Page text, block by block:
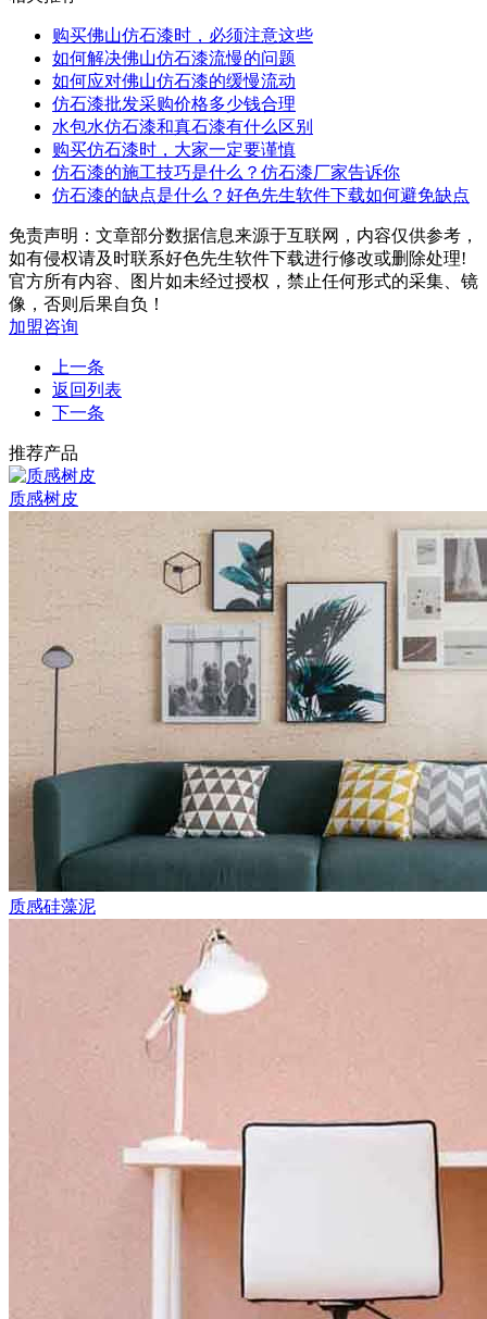
购买佛山仿石漆时，必须注意这些
如何解决佛山仿石漆流慢的问题
如何应对佛山仿石漆的缓慢流动
仿石漆批发采购价格多少钱合理
水包水仿石漆和真石漆有什么区别
购买仿石漆时，大家一定要谨慎
仿石漆的施工技巧是什么？仿石漆厂家告诉你
仿石漆的缺点是什么？好色先生软件下载如何避免缺点
免责声明：文章部分数据信息来源于互联网，内容仅供参考，
如有侵权请及时联系好色先生软件下载进行修改或删除处理!
官方所有内容、图片如未经过授权，禁止任何形式的采集、镜
像，否则后果自负！
加盟咨询
上一条
返回列表
下一条
推荐产品
质感树皮
质感硅藻泥